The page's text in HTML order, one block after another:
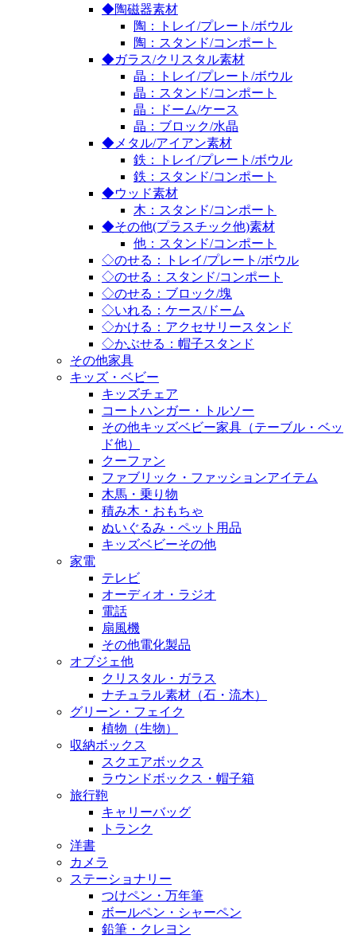
◆陶磁器素材
陶：トレイ/プレート/ボウル
陶：スタンド/コンポート
◆ガラス/クリスタル素材
晶：トレイ/プレート/ボウル
晶：スタンド/コンポート
晶：ドーム/ケース
晶：ブロック/水晶
◆メタル/アイアン素材
鉄：トレイ/プレート/ボウル
鉄：スタンド/コンポート
◆ウッド素材
木：スタンド/コンポート
◆その他(プラスチック他)素材
他：スタンド/コンポート
◇のせる：トレイ/プレート/ボウル
◇のせる：スタンド/コンポート
◇のせる：ブロック/塊
◇いれる：ケース/ドーム
◇かける：アクセサリースタンド
◇かぶせる：帽子スタンド
その他家具
キッズ・ベビー
キッズチェア
コートハンガー・トルソー
その他キッズベビー家具（テーブル・ベッ
ド他）
クーファン
ファブリック・ファッションアイテム
木馬・乗り物
積み木・おもちゃ
ぬいぐるみ・ペット用品
キッズベビーその他
家電
テレビ
オーディオ・ラジオ
電話
扇風機
その他電化製品
オブジェ他
クリスタル・ガラス
ナチュラル素材（石・流木）
グリーン・フェイク
植物（生物）
収納ボックス
スクエアボックス
ラウンドボックス・帽子箱
旅行鞄
キャリーバッグ
トランク
洋書
カメラ
ステーショナリー
つけペン・万年筆
ボールペン・シャーペン
鉛筆・クレヨン